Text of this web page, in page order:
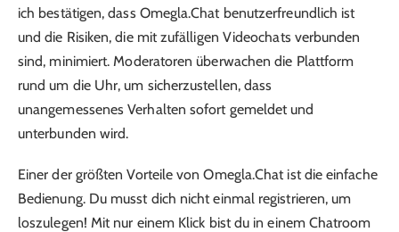
ich bestätigen, dass Omegla.Chat benutzerfreundlich ist
und die Risiken, die mit zufälligen Videochats verbunden
sind, minimiert. Moderatoren überwachen die Plattform
rund um die Uhr, um sicherzustellen, dass
unangemessenes Verhalten sofort gemeldet und
unterbunden wird.
Einer der größten Vorteile von Omegla.Chat ist die einfache
Bedienung. Du musst dich nicht einmal registrieren, um
loszulegen! Mit nur einem Klick bist du in einem Chatroom